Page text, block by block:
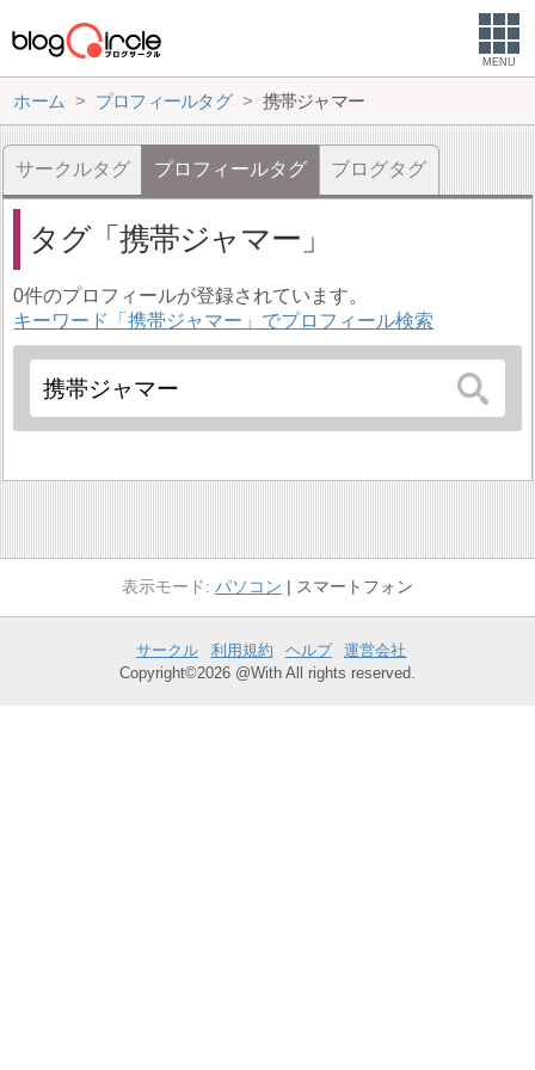
MENU
ホーム プロフィールタグ 携帯ジャマー
サークルタグ プロフィールタグ ブログタグ
タグ 携帯ジャマー
0件のプロフィールが登録されています。
キーワード「携帯ジャマー」でプロフィール検索
パソコン スマートフォン
サークル 利用規約 ヘルプ
運営会社
Copyright©2026 @With All rights reserved.